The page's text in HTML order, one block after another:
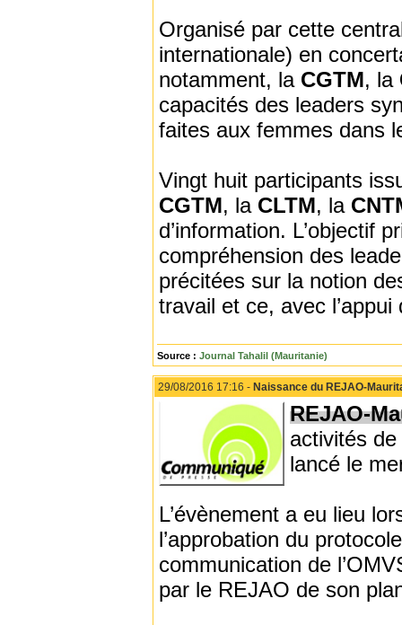
Organisé par cette
internationale) en
notamment, la CGTM, la
capacités des leaders
faites aux femmes dans
Vingt huit participants
CGTM, la CLTM, la
d’information. L’objectif
compréhension des
précitées sur la notion
travail et ce, avec
Source : Journal Tahalil (Mauritanie)
29/08/2016 17:16 - Naissance du REJAO-
REJAO-
activités
lancé le
L’évènement a eu lieu
l’approbation du
communication de
par le REJAO de son